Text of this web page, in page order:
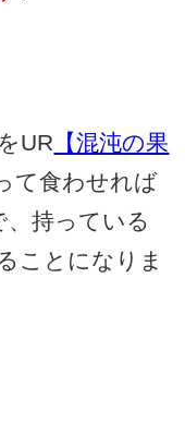
UR 【混沌の果
て食わせれば
、持っている
ことになりま